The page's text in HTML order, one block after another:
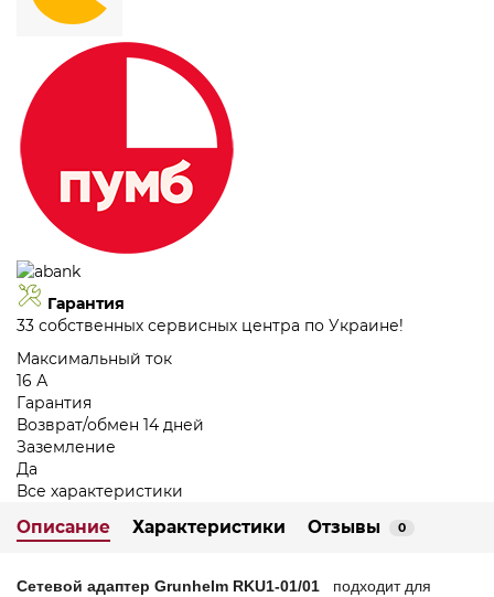
Гарантия
33 собственных сервисных центра по Украине!
Максимальный ток
16 А
Гарантия
Возврат/обмен 14 дней
Заземление
Да
Все характеристики
Описание Характеристики Отзывы 0
Сетевой адаптер Grunhelm RKU1-01/01
подходит для